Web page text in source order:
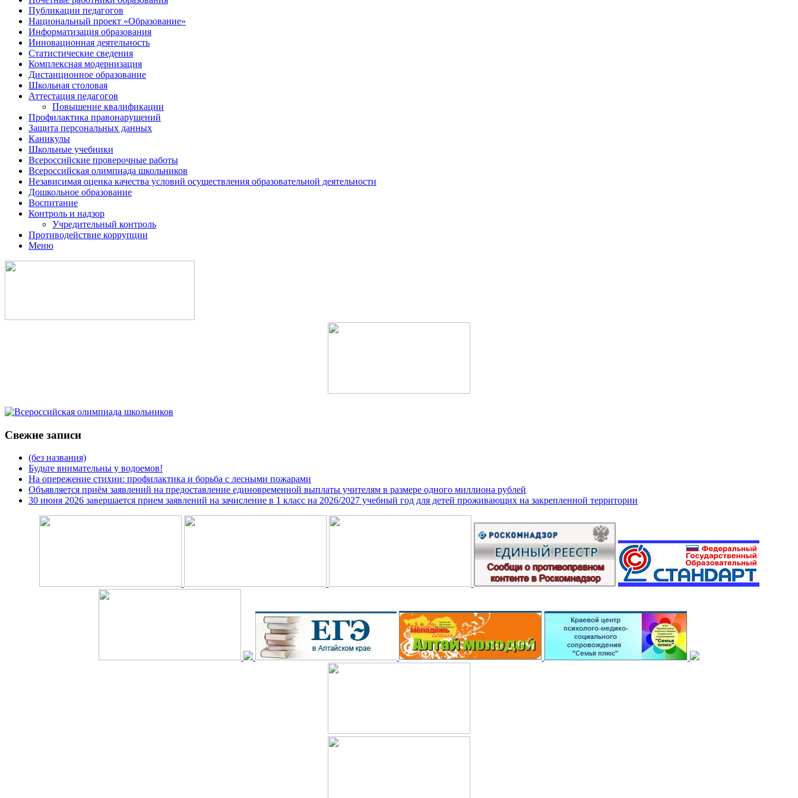
Публикации педагогов
Национальный проект «Образование»
Информатизация образования
Инновационная деятельность
Статистические сведения
Комплексная модернизация
Дистанционное образование
Школьная столовая
Аттестация педагогов
Повышение квалификации
Профилактика правонарушений
Защита персональных данных
Каникулы
Школьные учебники
Всероссийские проверочные работы
Всероссийская олимпиада школьников
Независимая оценка качества условий осуществления образовательной деятельности
Дошкольное образование
Воспитание
Контроль и надзор
Учредительный контроль
Противодействие коррупции
Меню
Свежие записи
(без названия)
Будьте внимательны у водоемов!
На опережение стихии: профилактика и борьба с лесными пожарами
Объявляется приём заявлений на предоставление единовременной выплаты учителям в размере одного миллиона рублей
30 июня 2026 завершается прием заявлений на зачисление в 1 класс на 2026/2027 учебный год для детей проживающих на закрепленной территории